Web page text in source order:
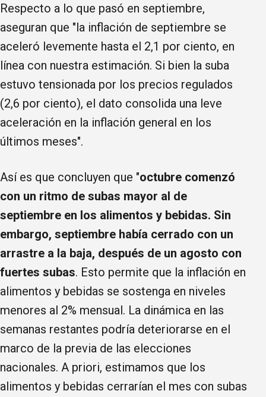
Respecto a lo que pasó en septiembre,
aseguran que "la inflación de septiembre se
aceleró levemente hasta el 2,1 por ciento, en
línea con nuestra estimación. Si bien la suba
estuvo tensionada por los precios regulados
(2,6 por ciento), el dato consolida una leve
aceleración en la inflación general en los
últimos meses".
Así es que concluyen que "octubre comenzó
con un ritmo de subas mayor al de
septiembre en los alimentos y bebidas. Sin
embargo, septiembre había cerrado con un
arrastre a la baja, después de un agosto con
fuertes subas. Esto permite que la inflación en
alimentos y bebidas se sostenga en niveles
menores al 2% mensual. La dinámica en las
semanas restantes podría deteriorarse en el
marco de la previa de las elecciones
nacionales. A priori, estimamos que los
alimentos y bebidas cerrarían el mes con subas